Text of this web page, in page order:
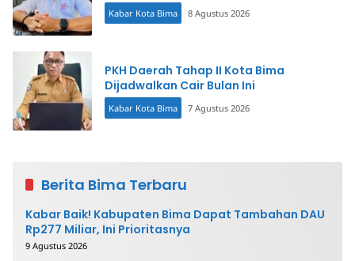
Kabar Kota Bima 8 Agustus 2026
PKH Daerah Tahap II Kota Bima
Dijadwalkan Cair Bulan Ini
Kabar Kota Bima 7 Agustus 2026
Berita Bima Terbaru
Kabar Baik! Kabupaten Bima Dapat Tambahan DAU
Rp277 Miliar, Ini Prioritasnya
9 Agustus 2026